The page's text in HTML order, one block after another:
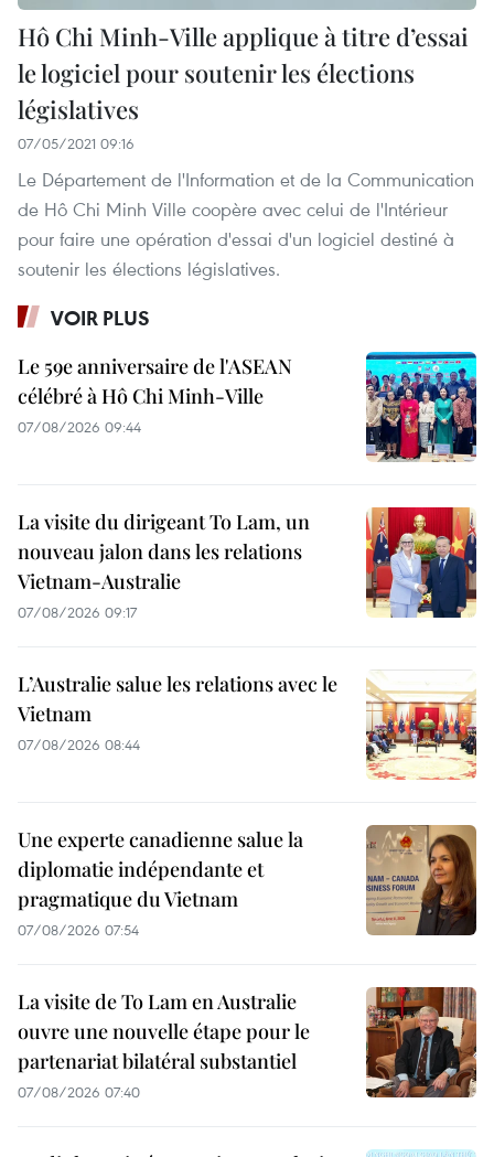
Hô Chi Minh-Ville applique à titre d’essai
le logiciel pour soutenir les élections
législatives
07/05/2021 09:16
Le Département de l'Information et de la Communication
de Hô Chi Minh Ville coopère avec celui de l'Intérieur
pour faire une opération d'essai d'un logiciel destiné à
soutenir les élections législatives.
VOIR PLUS
Le 59e anniversaire de l'ASEAN
célébré à Hô Chi Minh-Ville
07/08/2026 09:44
La visite du dirigeant To Lam, un
nouveau jalon dans les relations
Vietnam-Australie
07/08/2026 09:17
L’Australie salue les relations avec le
Vietnam
07/08/2026 08:44
Une experte canadienne salue la
diplomatie indépendante et
pragmatique du Vietnam
07/08/2026 07:54
La visite de To Lam en Australie
ouvre une nouvelle étape pour le
partenariat bilatéral substantiel
07/08/2026 07:40